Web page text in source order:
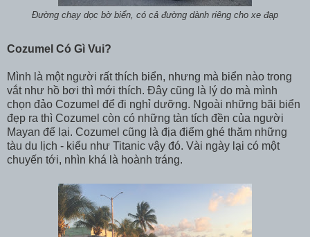
Đường chạy dọc bờ biển, có cả đường dành riêng cho xe đạp
Cozumel Có Gì Vui?
Mình là một người rất thích biển, nhưng mà biển nào trong
vắt như hồ bơi thì mới thích. Đây cũng là lý do mà mình
chọn đảo Cozumel để đi nghỉ dưỡng. Ngoài những bãi biển
đẹp ra thì Cozumel còn có những tàn tích đền của người
Mayan để lại. Cozumel cũng là địa điểm ghé thăm những
tàu du lịch - kiểu như Titanic vậy đó. Vài ngày lại có một
chuyến tới, nhìn khá là hoành tráng.